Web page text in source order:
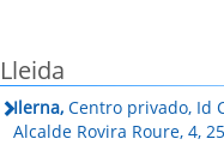
Lleida
Ilerna, Centro privado, Id
Alcalde Rovira Roure, 4,